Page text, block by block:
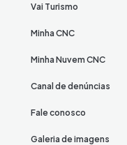
Vai Turismo
Minha CNC
Minha Nuvem CNC
Canal de denúncias
Fale conosco
Galeria de imagens